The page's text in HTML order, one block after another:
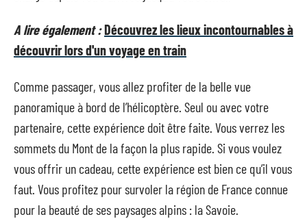
A lire également :Découvrez les lieux incontournables à
découvrir lors d'un voyage en train
Comme passager, vous allez profiter de la belle vue
panoramique à bord de l’hélicoptère. Seul ou avec votre
partenaire, cette expérience doit être faite. Vous verrez les
sommets du Mont de la façon la plus rapide. Si vous voulez
vous offrir un cadeau, cette expérience est bien ce qu’il vous
faut. Vous profitez pour survoler la région de France connue
pour la beauté de ses paysages alpins : la Savoie.